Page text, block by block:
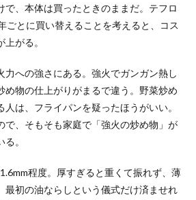
で、本体は買ったときのままだ。テフロ
ごとに買い替えることを考えると、コス
がる。
力への強さにある。強火でガンガン熱し
め物の仕上がりがまるで違う。野菜炒め
は、フライパンを疑ったほうがいい。
で、そもそも家庭で「強火の炒め物」が
。
程度。厚すぎると重くて振れず、薄
最初の油ならしという儀式だけ済ませれ